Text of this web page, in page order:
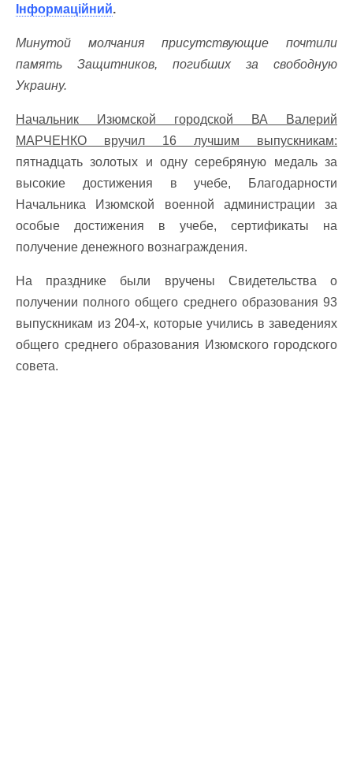
Інформаційний.
Минутой молчания присутствующие почтили
память Защитников, погибших за свободную
Украину.
Начальник Изюмской городской ВА Валерий
МАРЧЕНКО вручил 16 лучшим выпускникам:
пятнадцать золотых и одну серебряную медаль за
высокие достижения в учебе, Благодарности
Начальника Изюмской военной администрации за
особые достижения в учебе, сертификаты на
получение денежного вознаграждения.
На празднике были вручены Свидетельства о
получении полного общего среднего образования 93
выпускникам из 204-х, которые учились в заведениях
общего среднего образования Изюмского городского
совета.